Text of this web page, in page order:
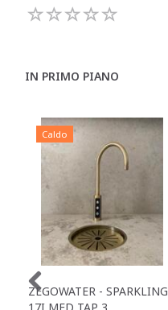
IN PRIMO PIANO
Caldo
ZEGOWATER - SPARKLING
17I MED TAP 3